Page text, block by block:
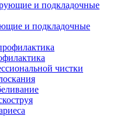
и подкладочные
чистки